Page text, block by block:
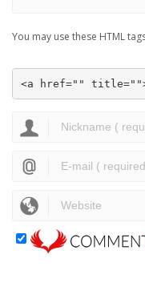
You may use these HTML
<a href="" title="">